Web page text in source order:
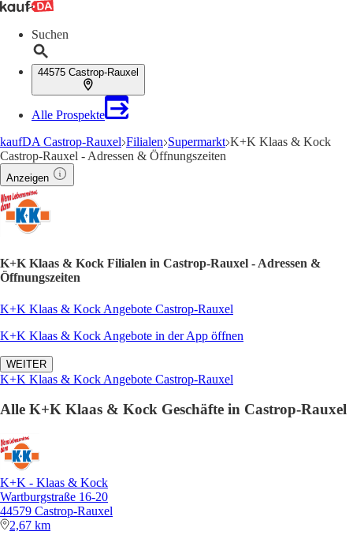
Suchen
44575 Castrop-Rauxel
Alle Prospekte
kaufDA Castrop-Rauxel Filialen Supermarkt K+K Klaas & Kock
Castrop-Rauxel - Adressen & Öffnungszeiten
Anzeigen
K+K Klaas & Kock Filialen in Castrop-Rauxel - Adressen &
Öffnungszeiten
K+K Klaas & Kock Angebote Castrop-Rauxel
K+K Klaas & Kock Angebote in der App öffnen
WEITER
K+K Klaas & Kock Angebote Castrop-Rauxel
Alle K+K Klaas & Kock Geschäfte in Castrop-Rauxel
K+K - Klaas & Kock
Wartburgstraße 16-20
44579 Castrop-Rauxel
2,67 km